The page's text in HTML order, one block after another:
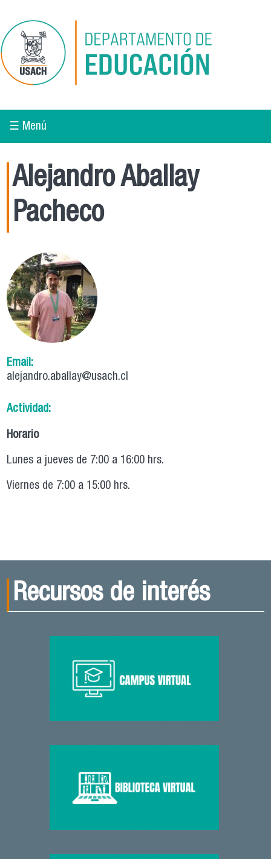
☰ Menú
Alejandro Aballay
Pacheco
Email:
alejandro.aballay@usach.cl
Actividad:
Horario
Lunes a jueves de 7:00 a 16:00 hrs.
Viernes de 7:00 a 15:00 hrs.
Recursos de interés